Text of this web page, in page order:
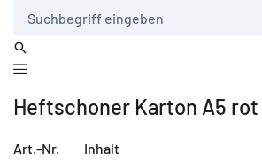
Heftschoner Karton A5 rot
Art.-Nr.
Inhalt